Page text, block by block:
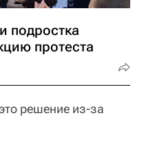
подростка
протеста
решение из-за